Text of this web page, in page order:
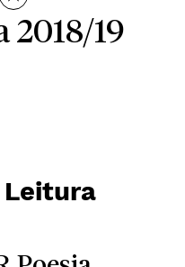
2018/19
Leitura